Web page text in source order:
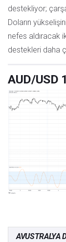
destekliyor;
Doların
nefes aldıracak
destekleri daha
AUD/USD
AVUSTRALYA